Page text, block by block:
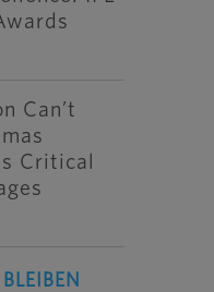
Can’t
Critical